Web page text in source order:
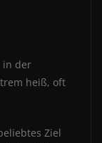
in der
heiß, oft
Ziel